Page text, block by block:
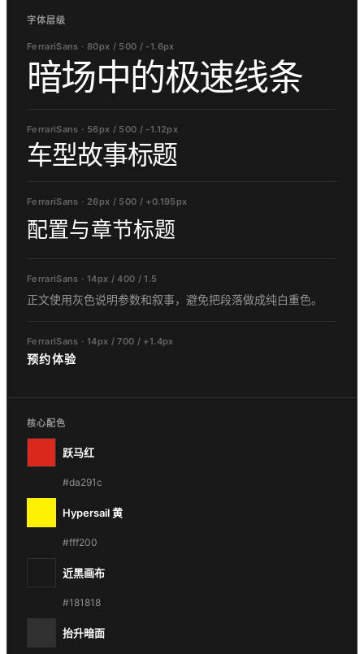
字体层级
FerrariSans · 80px / 500 / -1.6px
暗场中的极速线条
FerrariSans · 56px / 500 / -1.12px
车型故事标题
FerrariSans · 26px / 500 / +0.195px
配置与章节标题
FerrariSans · 14px / 400 / 1.5
正文使用灰色说明参数和叙事，避免把段落做成纯白重色。
FerrariSans · 14px / 700 / +1.4px
预约体验
核心配色
跃马红
#da291c
Hypersail 黄
#fff200
近黑画布
#181818
抬升暗面